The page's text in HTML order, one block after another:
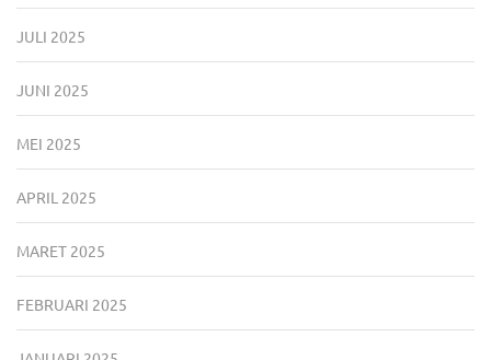
JULI 2025
JUNI 2025
MEI 2025
APRIL 2025
MARET 2025
FEBRUARI 2025